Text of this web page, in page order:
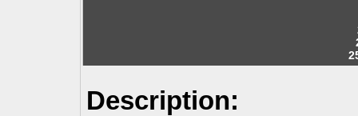
Description: